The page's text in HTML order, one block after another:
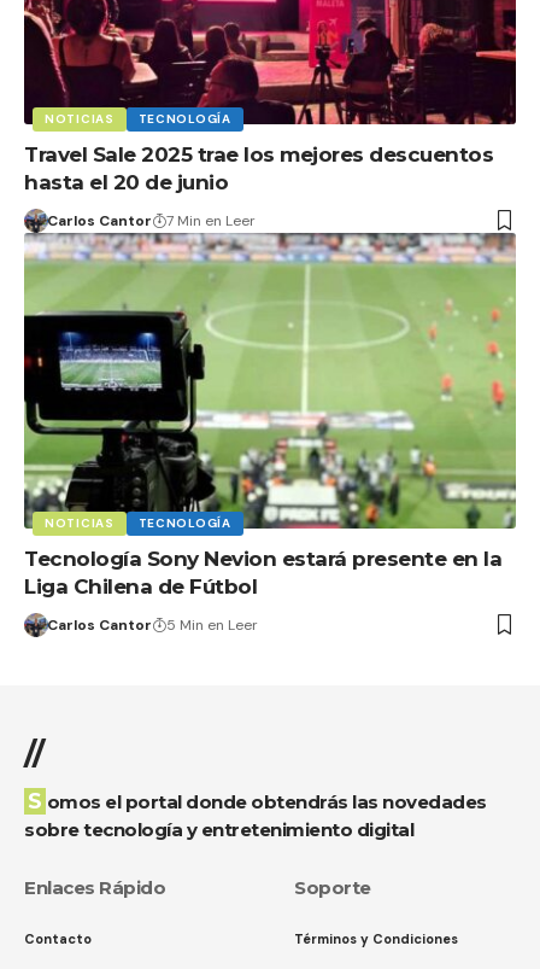
NOTICIAS TECNOLOGÍA
Travel Sale 2025 trae los mejores descuentos
hasta el 20 de junio
Carlos Cantor 7 Min en Leer
NOTICIAS TECNOLOGÍA
Tecnología Sony Nevion estará presente en la
Liga Chilena de Fútbol
Carlos Cantor 5 Min en Leer
//
Somos el portal donde obtendrás las novedades
sobre tecnología y entretenimiento digital
Enlaces Rápido
Contacto
Soporte
Términos y Condiciones